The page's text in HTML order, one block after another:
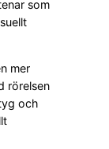
som
mer
rörelsen
och